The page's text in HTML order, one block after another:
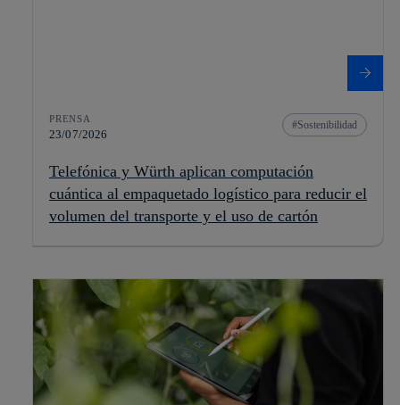
PRENSA
23/07/2026
Sostenibilidad
Telefónica y Würth aplican computación
cuántica al empaquetado logístico para reducir el
volumen del transporte y el uso de cartón